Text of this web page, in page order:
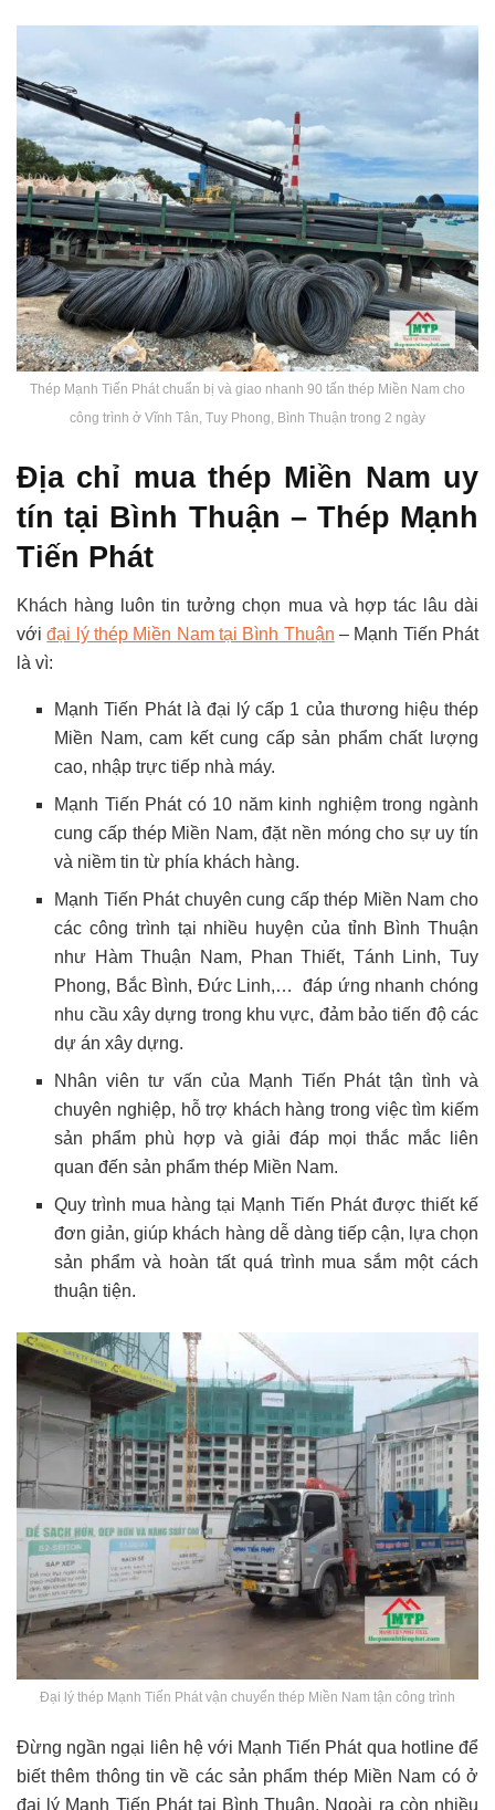
Thép Mạnh Tiến Phát chuẩn bị và giao nhanh 90 tấn thép Miền Nam cho
công trình ở Vĩnh Tân, Tuy Phong, Bình Thuận trong 2 ngày
Địa chỉ mua thép Miền Nam uy
tín tại Bình Thuận – Thép Mạnh
Tiến Phát
Khách hàng luôn tin tưởng chọn mua và hợp tác lâu dài
vớiđại lý thép Miền Nam tại Bình Thuận – Mạnh Tiến Phát
là vì:
Mạnh Tiến Phát là đại lý cấp 1 của thương hiệu thép
Miền Nam, cam kết cung cấp sản phẩm chất lượng
cao, nhập trực tiếp nhà máy.
Mạnh Tiến Phát có 10 năm kinh nghiệm trong ngành
cung cấp thép Miền Nam, đặt nền móng cho sự uy tín
và niềm tin từ phía khách hàng.
Mạnh Tiến Phát chuyên cung cấp thép Miền Nam cho
các công trình tại nhiều huyện của tỉnh Bình Thuận
như Hàm Thuận Nam, Phan Thiết, Tánh Linh, Tuy
Phong, Bắc Bình, Đức Linh,… đáp ứng nhanh chóng
nhu cầu xây dựng trong khu vực, đảm bảo tiến độ các
dự án xây dựng.
Nhân viên tư vấn của Mạnh Tiến Phát tận tình và
chuyên nghiệp, hỗ trợ khách hàng trong việc tìm kiếm
sản phẩm phù hợp và giải đáp mọi thắc mắc liên
quan đến sản phẩm thép Miền Nam.
Quy trình mua hàng tại Mạnh Tiến Phát được thiết kế
đơn giản, giúp khách hàng dễ dàng tiếp cận, lựa chọn
sản phẩm và hoàn tất quá trình mua sắm một cách
thuận tiện.
Đại lý thép Mạnh Tiến Phát vận chuyển thép Miền Nam tận công trình
Đừng ngần ngại liên hệ với Mạnh Tiến Phát qua hotline để
biết thêm thông tin về các sản phẩm thép Miền Nam có ở
đại lý Mạnh Tiến Phát tại Bình Thuận. Ngoài ra còn nhiều